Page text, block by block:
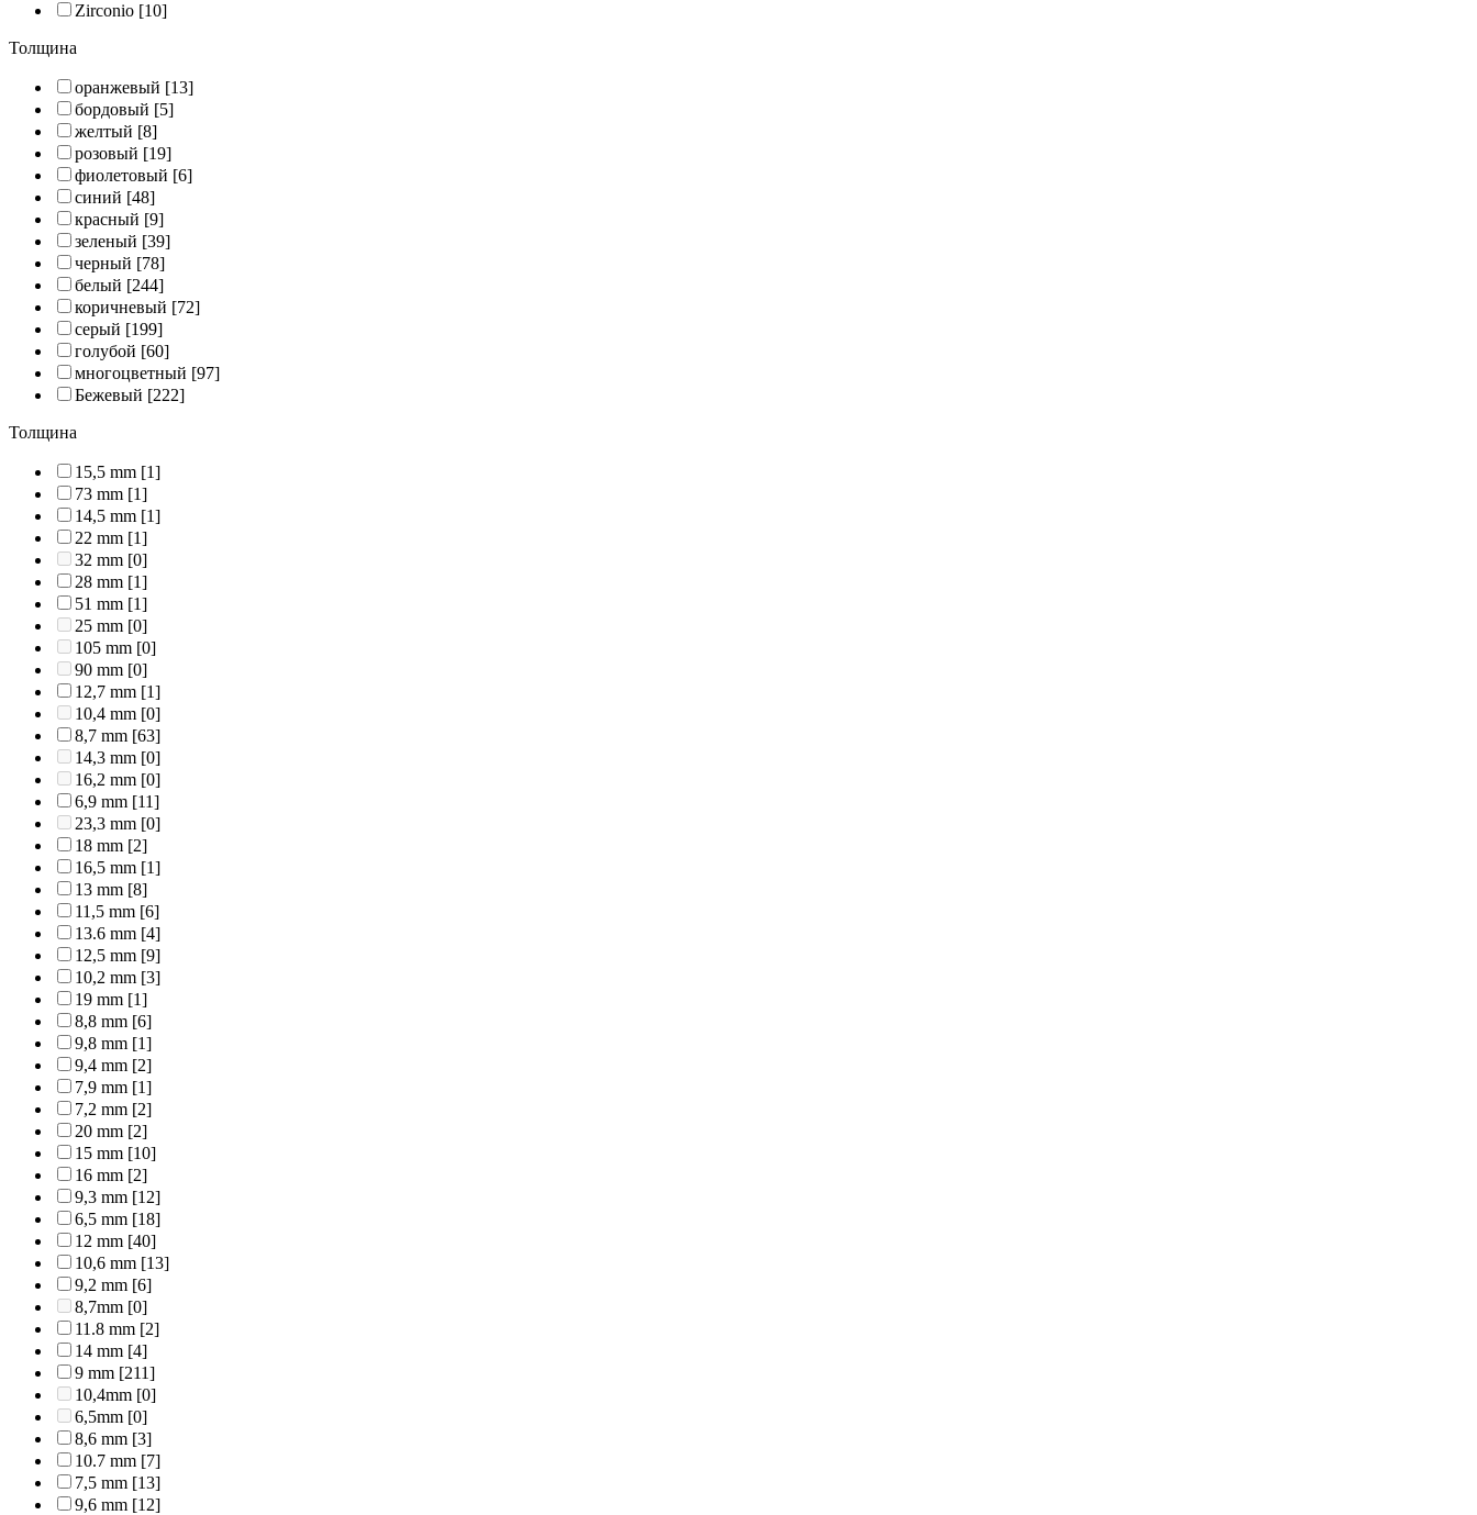
Zirconio [10]
Толщина
оранжевый [13]
бордовый [5]
желтый [8]
розовый [19]
фиолетовый [6]
синий [48]
красный [9]
зеленый [39]
черный [78]
белый [244]
коричневый [72]
серый [199]
голубой [60]
многоцветный [97]
Бежевый [222]
Толщина
15,5 mm [1]
73 mm [1]
14,5 mm [1]
22 mm [1]
32 mm [0]
28 mm [1]
51 mm [1]
25 mm [0]
105 mm [0]
90 mm [0]
12,7 mm [1]
10,4 mm [0]
8,7 mm [63]
14,3 mm [0]
16,2 mm [0]
6,9 mm [11]
23,3 mm [0]
18 mm [2]
16,5 mm [1]
13 mm [8]
11,5 mm [6]
13.6 mm [4]
12,5 mm [9]
10,2 mm [3]
19 mm [1]
8,8 mm [6]
9,8 mm [1]
9,4 mm [2]
7,9 mm [1]
7,2 mm [2]
20 mm [2]
15 mm [10]
16 mm [2]
9,3 mm [12]
6,5 mm [18]
12 mm [40]
10,6 mm [13]
9,2 mm [6]
8,7mm [0]
11.8 mm [2]
14 mm [4]
9 mm [211]
10,4mm [0]
6,5mm [0]
8,6 mm [3]
10.7 mm [7]
7,5 mm [13]
9,6 mm [12]